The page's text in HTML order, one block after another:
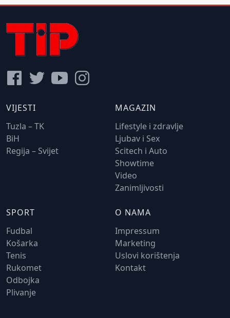
VIJESTI
Tuzla – TK
BiH
Regija – Svijet
MAGAZIN
Lifestyle i zdravlje
Ljubav i Sex
Scitech i Auto
Showtime
Video
Zanimljivosti
SPORT
Fudbal
Košarka
Tenis
Rukomet
Odbojka
Plivanje
O NAMA
Impressum
Marketing
Uslovi korištenja
Kontakt